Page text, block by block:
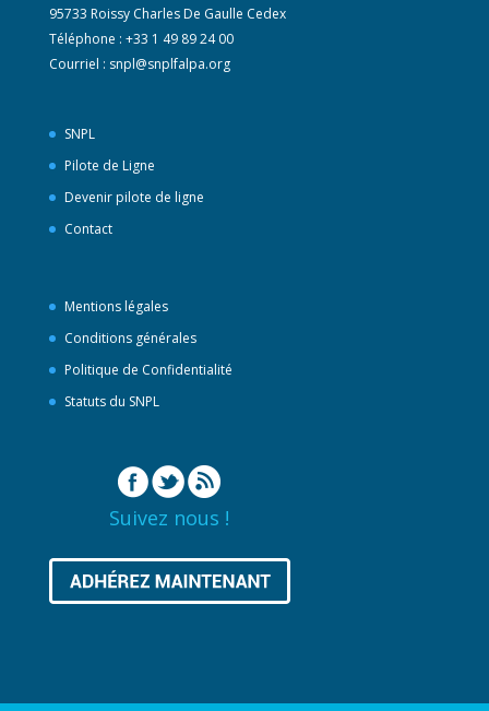
95733 Roissy Charles De Gaulle Cedex
Téléphone : +33 1 49 89 24 00
Courriel : snpl@snplfalpa.org
SNPL
Pilote de Ligne
Devenir pilote de ligne
Contact
Mentions légales
Conditions générales
Politique de Confidentialité
Statuts du SNPL
Suivez nous !